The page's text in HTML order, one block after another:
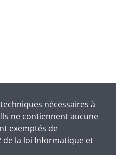
techniques nécessaires à
ne contiennent aucune
exemptés de
de la loi Informatique et